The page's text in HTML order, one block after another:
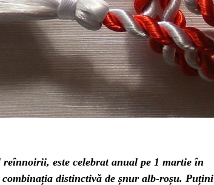
este celebrat anual pe 1 martie în
distinctivă de șnur alb-roșu. Puțini